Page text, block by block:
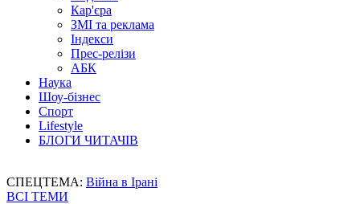
Кар'єра
ЗМІ та реклама
Індекси
Прес-релізи
АБК
Наука
Шоу-бізнес
Спорт
Lifestyle
БЛОГИ ЧИТАЧІВ
СПЕЦТЕМА: Війна в Ірані
ВСІ ТЕМИ